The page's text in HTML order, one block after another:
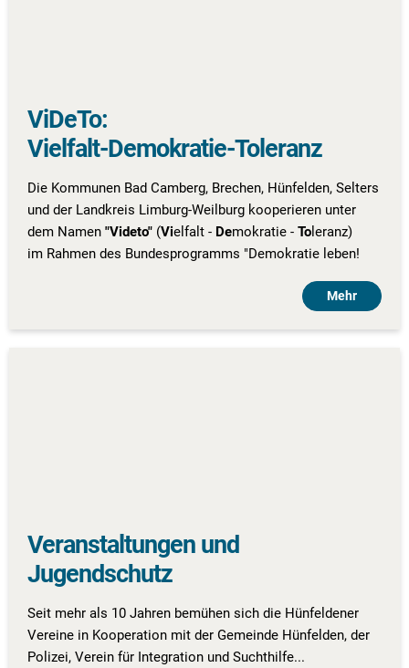
ViDeTo:
Vielfalt-Demokratie-Toleranz
Die Kommunen Bad Camberg, Brechen, Hünfelden, Selters
und der Landkreis Limburg-Weilburg kooperieren unter
dem Namen "Videto" (Vielfalt - Demokratie - To leranz)
im Rahmen des Bundesprogramms "Demokratie leben!
Mehr
Veranstaltungen und
Jugendschutz
Seit mehr als 10 Jahren bemühen sich die Hünfeldener
Vereine in Kooperation mit der Gemeinde Hünfelden, der
Polizei, Verein für Integration und Suchthilfe...